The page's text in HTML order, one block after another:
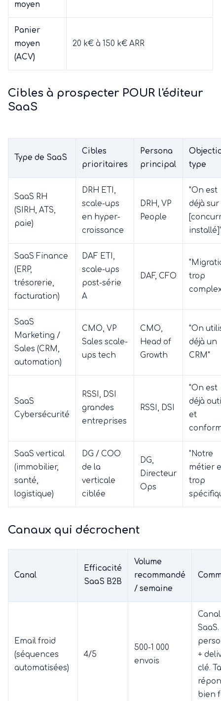
moyen
Panier
moyen
(ACV)
20 k€ à 150 k€ ARR
Cibles à prospecter POUR l'éditeur
SaaS
Type de SaaS
Cibles
prioritaires
Persona
principal
type
SaaS RH
(SIRH, ATS,
paie)
DRH ETI,
scale-ups
en hyper-
croissance
DRH, VP
People
"On est
déjà sur
SaaS Finance
(ERP,
trésorerie,
facturation)
DAF ETI,
scale-ups
post-série
A
DAF, CFO
trop
SaaS
Marketing /
Sales (CRM,
automation)
CMO, VP
Sales scale-
ups tech
CMO,
Head of
Growth
"On
déjà un
CRM"
SaaS
Cybersécurité
RSSI, DSI
grandes
entreprises
RSSI, DSI
"On est
déjà
et
SaaS vertical
(immobilier,
santé,
logistique)
DG / COO
de la
verticale
ciblée
DG,
Directeur
Ops
"Notre
métier
trop
Canaux qui décrochent
Canal
Efficacité
SaaS B2B
Volume
recommandé
/ semaine
Email froid
(séquences
automatisées)
4/5
500-1 000
envois
+
clé.
bien